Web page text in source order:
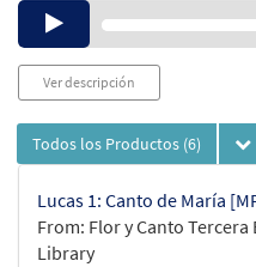
Ver descripción
Todos los Productos (6)
Lucas 1: Canto de María
From: Flor y Canto Tercera
Library